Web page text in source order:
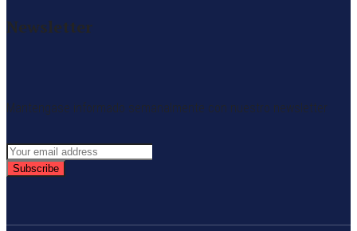
Newsletter
Mantengase informado semanalmente con nuestro newsletter
Subscribe